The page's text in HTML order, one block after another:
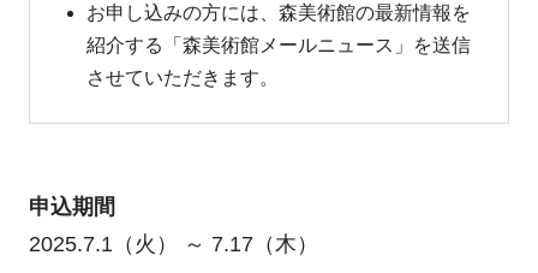
お申し込みの方には、森美術館の最新情報を
紹介する「森美術館メールニュース」を送信
させていただきます。
申込期間
2025.7.1（火） ～ 7.17（木）